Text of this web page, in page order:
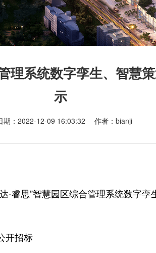
理系统数字孪生、智慧
示
期：2022-12-09 16:03:32 作者：bianji
-睿思”智慧园区综合管理系统数字
开招标